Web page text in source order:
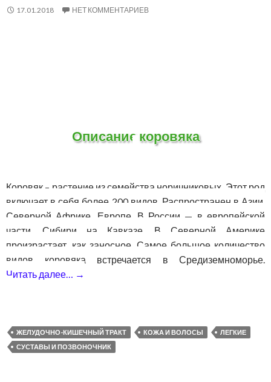
17.01.2018 НЕТ КОММЕНТАРИЕВ
Описание коровяка
Коровяк – растение из семейства норичниковых. Этот род
включает в себя более 200 видов. Распространен в Азии,
Северной Африке, Европе. В России — в европейской
части, Сибири на Кавказе. В Северной Америке
произрастает, как заносное. Самое большое количество
видов коровяка встречается в Средиземноморье.
Читать далее… →
ЖЕЛУДОЧНО-КИШЕЧНЫЙ ТРАКТ КОЖА И ВОЛОСЫ
ЛЕГКИЕ
СУСТАВЫ И ПОЗВОНОЧНИК